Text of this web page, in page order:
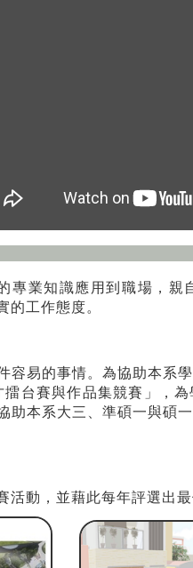
業知識應用到職場，
工作態度。
易的事情。為協助本系
台賽與作品集競賽」，
本系大三、準碩一與碩
動，並藉此每年評選出